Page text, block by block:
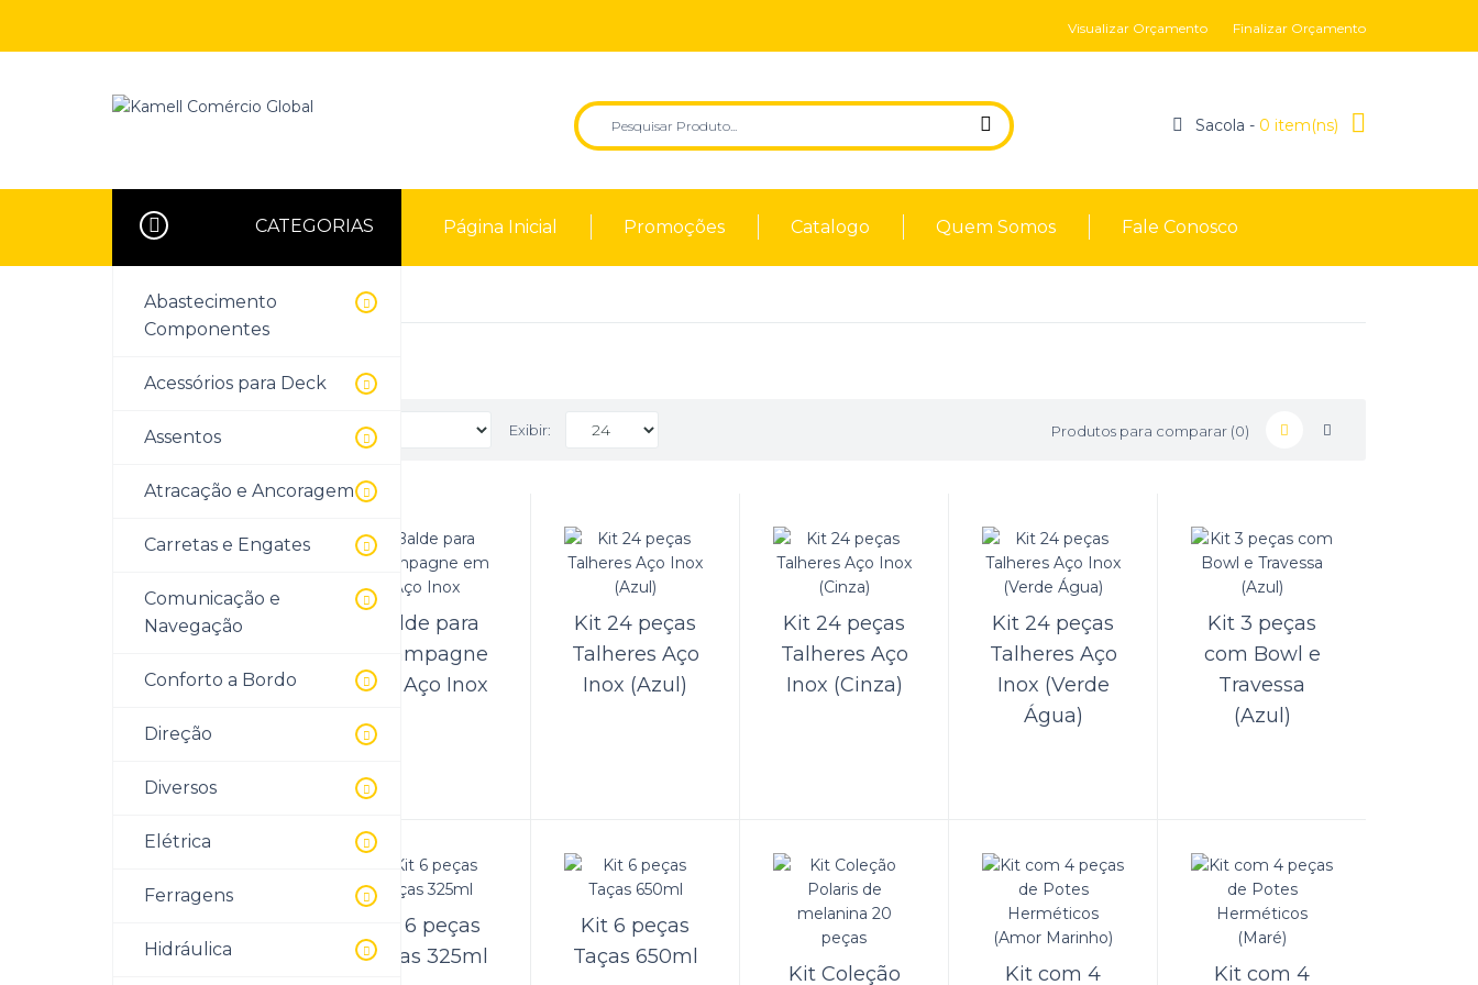
Visualizar Orçamento Finalizar Orçamento
Sacola - 0 item(ns)
CATEGORIAS
Abastecimento
Componentes
Acessórios para Deck
Assentos
Atracação e Ancoragem
Carretas e Engates
Comunicação e
Navegação
Conforto a Bordo
Direção
Diversos
Elétrica
Ferragens
Hidráulica
Página Inicial Promoções Catalogo Quem Somos Fale Conosco
Página Inicial Conforto a Bordo
Produtos para comparar (0)
Organizar por: Exibir:
Balde Compacto para Champagne em Aço Inox
Atacadista do ramo náutico, a Kamell oferece ao seu público o Balde Compacto para
Champagne em Aço Inox.Não há espaço suficiente na mesa? Resolva..
ORÇAMENTO
Comparar
Lista de Desejos
Inox.Ter uma taça de champanhe a bordo com total confor..
Comparar
Lista de Desejos
Compacto
Champagne
Balde para
Champagne
em Aço Inox
Kit 24 peças
Talheres Aço
Inox (Azul)
Kit 24 peças
Talheres Aço
Inox (Cinza)
Kit 24 peças
Talheres Aço
Inox (Verde
Água)
Kit 3 peças
com Bowl e
Travessa
(Azul)
Kit 3 peças
Kit 6 peças
Taças 325ml
Kit 6 peças
Taças 650ml
Kit Coleção
Kit com 4
Kit com 4